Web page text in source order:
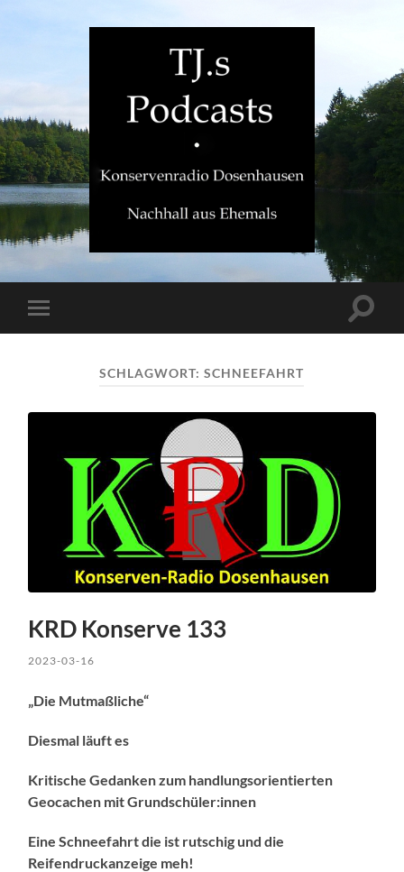
TJ.s
Mobile-
Menü
SCHLAGWORT:SCHNEEFAHRT
KRD Konserve 133
2023-03-16
„Die Mutmaßliche“
Diesmal läuft es
Kritische Gedanken zum handlungsorientierten
Geocachen mit Grundschüler:innen
Eine Schneefahrt die ist rutschig und die
Reifendruckanzeige meh!